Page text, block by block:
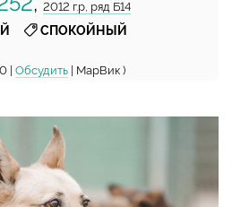
2012 г.р, ряд Б14
СПОКОЙНЫЙ
| Обсудить | МарВик )